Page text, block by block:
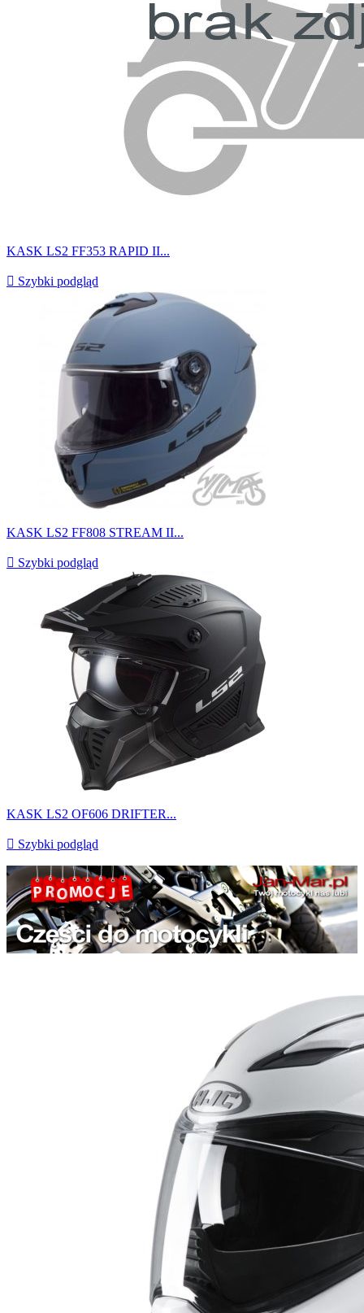
KASK LS2 FF353 RAPID II...
 Szybki podgląd
KASK LS2 FF808 STREAM II...
 Szybki podgląd
KASK LS2 OF606 DRIFTER...
 Szybki podgląd